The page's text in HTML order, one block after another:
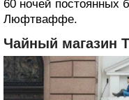
60 ночей постоянных
Люфтваффе.
Чайный магазин